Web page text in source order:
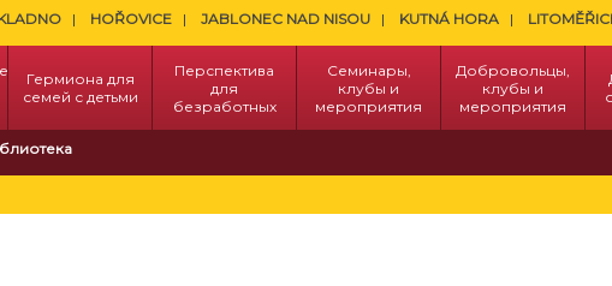
HOŘOVICE JABLONEC NAD NISOU KUTNÁ HORA
Гермиона для
семей с детьми
Перспектива
для
безработных
Семинары,
клубы и
мероприятия
Добровольцы,
клубы и
мероприятия